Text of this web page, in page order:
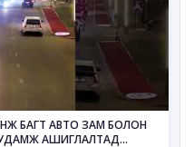
БАГТ АВТО ЗАМ БОЛОН
АШИГЛАЛТАД